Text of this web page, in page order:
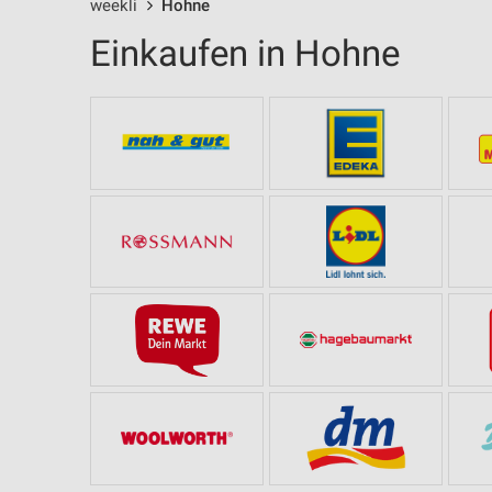
weekli Hohne
Einkaufen in Hohne